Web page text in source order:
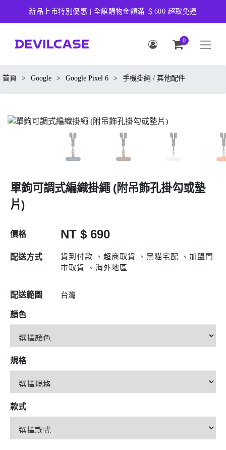
新品上市特別優惠 | 全館購物金額滿 ＄600 超取免運
0
首頁 > Google > Google Pixel 6 > 手機掛繩 / 其他配件
單鉤可調式編織掛繩 (附吊飾孔掛勾或墊
片)
價格 NT $ 690
配送方式
貨到付款 、超商取貨 、黑貓宅配 、加盟門
市取貨 、海外地區
配送範圍 台灣
顏色
規格
款式